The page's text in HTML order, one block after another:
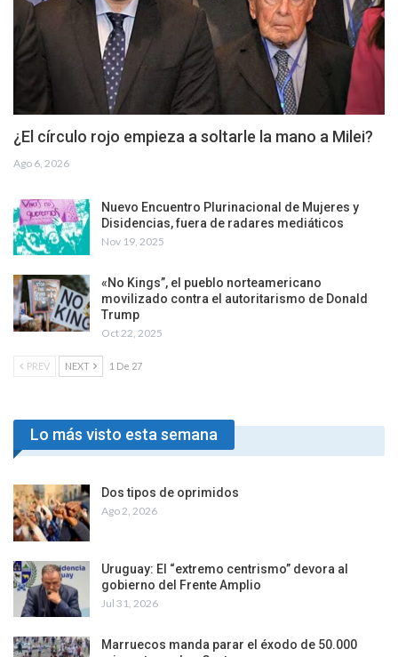
¿El círculo rojo empieza a soltarle la mano a Milei?
Ago 6, 2026
Nuevo Encuentro Plurinacional de Mujeres y
Disidencias, fuera de radares mediáticos
Nov 19, 2025
«No Kings”, el pueblo norteamericano
movilizado contra el autoritarismo de Donald
Trump
Oct 22, 2025
PREV NEXT 1 De 27
Lo más visto esta semana
Dos tipos de oprimidos
Ago 2, 2026
Uruguay: El “extremo centrismo” devora al
gobierno del Frente Amplio
Jul 31, 2026
Marruecos manda parar el éxodo de 50.000